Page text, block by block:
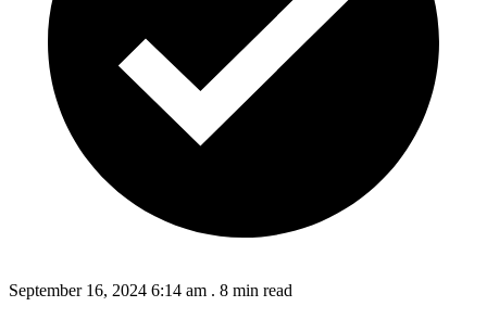
September 16, 2024 6:14 am . 8 min read